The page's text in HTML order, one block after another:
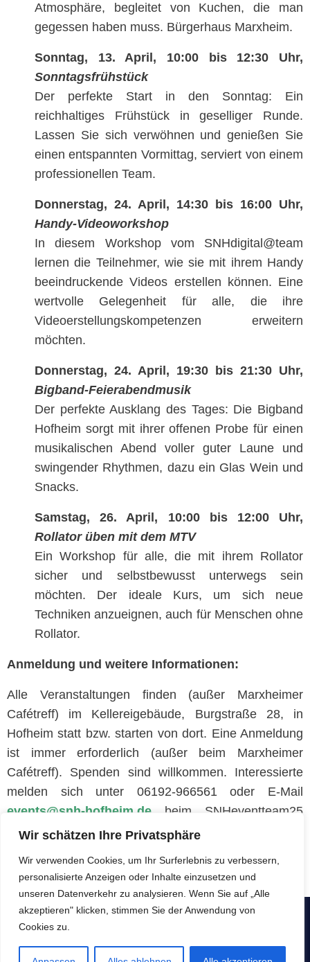
Wir schätzen Ihre Privatsphäre
Wir verwenden Cookies, um Ihr Surferlebnis zu verbessern,
personalisierte Anzeigen oder Inhalte einzusetzen und
unseren Datenverkehr zu analysieren. Wenn Sie auf „Alle
akzeptieren" klicken, stimmen Sie der Anwendung von
Cookies zu.
Atmosphäre, begleitet von Kuchen, die man
gegessen haben muss. Bürgerhaus Marxheim.
Sonntag, 13. April, 10:00 bis 12:30 Uhr,
Sonntagsfrühstück
Der perfekte Start in den Sonntag: Ein
reichhaltiges Frühstück in geselliger Runde.
Lassen Sie sich verwöhnen und genießen Sie
einen entspannten Vormittag, serviert von einem
professionellen Team.
Donnerstag, 24. April, 14:30 bis 16:00 Uhr,
Handy-Videoworkshop
In diesem Workshop vom SNHdigital@team
lernen die Teilnehmer, wie sie mit ihrem Handy
beeindruckende Videos erstellen können. Eine
wertvolle Gelegenheit für alle, die ihre
Videoerstellungskompetenzen erweitern
möchten.
Donnerstag, 24. April, 19:30 bis 21:30 Uhr,
Bigband-Feierabendmusik
Der perfekte Ausklang des Tages: Die Bigband
Hofheim sorgt mit ihrer offenen Probe für einen
musikalischen Abend voller guter Laune und
swingender Rhythmen, dazu ein Glas Wein und
Snacks.
Samstag, 26. April, 10:00 bis 12:00 Uhr,
Rollator üben mit dem MTV
Ein Workshop für alle, die mit ihrem Rollator
sicher und selbstbewusst unterwegs sein
möchten. Der ideale Kurs, um sich neue
Techniken anzueignen, auch für Menschen ohne
Rollator.
Anmeldung und weitere Informationen:
Alle Veranstaltungen finden (außer Marxheimer
Cafétreff) im Kellereigebäude, Burgstraße 28, in
Hofheim statt bzw. starten von dort. Eine Anmeldung
ist immer erforderlich (außer beim Marxheimer
Cafétreff). Spenden sind willkommen. Interessierte
melden sich unter 06192-966561 oder E-Mail
events@snh-hofheim.de beim SNHeventteam25
an. Weitere Infos sowie aktuelle Updates finden Sie
Copyright © SeniorenNachbarschaftsHilfe e.V. - Alle Rechte